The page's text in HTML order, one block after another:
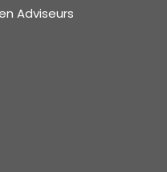
Adviseurs